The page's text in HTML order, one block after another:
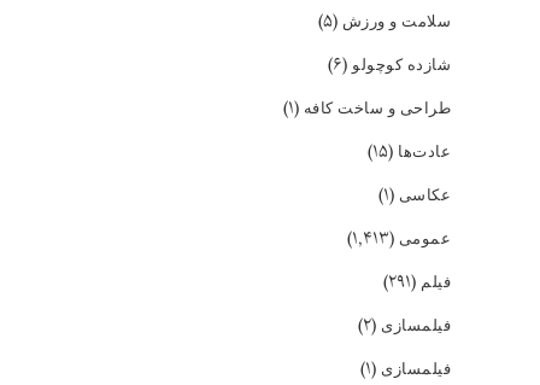
سلامت و ورزش (۵)
شازده کوچولو(۶)
طراحی و ساخت کافه (۱)
عادت‌ها (۱۵)
عکاسی (۱)
عمومی (۱,۴۱۳)
فیلم (۲۹۱)
فیلمسازی (۲)
فیلمسازی (۱)